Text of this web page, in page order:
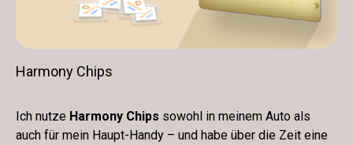
Harmony Chips
Ich nutze Harmony Chips sowohl in meinem Auto als
auch für mein Haupt-Handy – und habe über die Zeit eine